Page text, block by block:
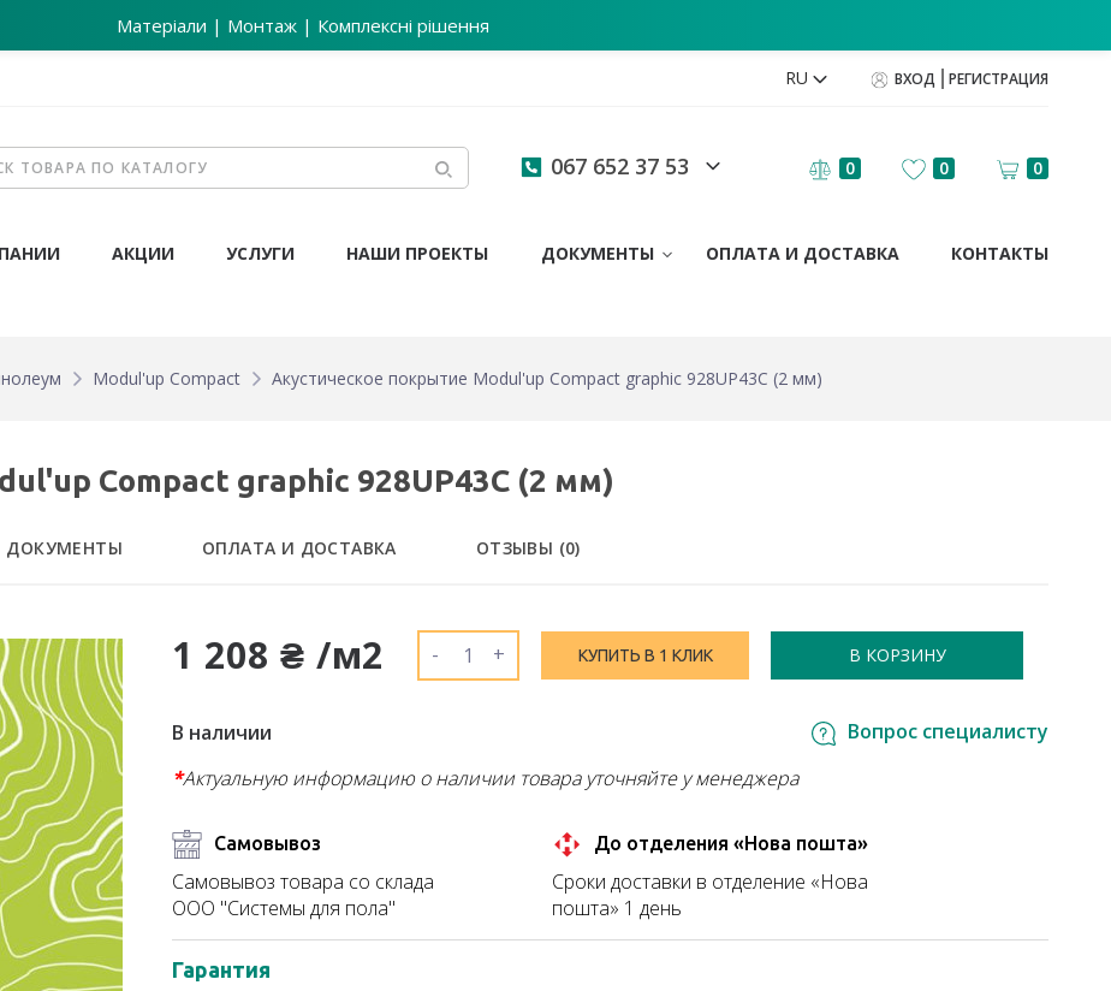
Матеріали | Монтаж | Комплексні рішення
RU ВХОД РЕГИСТРАЦИЯ
067 652 37 53 0 0 0
АКЦИИ УСЛУГИ НАШИ ПРОЕКТЫ ДОКУМЕНТЫ ОПЛАТА И ДОСТАВКА КОНТАКТЫ
Modul'up Compact Акустическое покрытие Modul'up Compact graphic 928UP43C (2 мм)
Compact graphic 928UP43C (2 мм)
ДОКУМЕНТЫ ОПЛАТА И ДОСТАВКА ОТЗЫВЫ (0)
1 208 ₴ /м2 - + КУПИТЬ В 1 КЛИК В КОРЗИНУ
В наличии
Вопрос специалисту
*Актуальную информацию о наличии товара уточняйте у менеджера
Самовывоз
Самовывоз товара со склада
ООО "Системы для пола"
До отделения «Нова пошта»
Сроки доставки в отделение «Нова
пошта» 1 день
Гарантия